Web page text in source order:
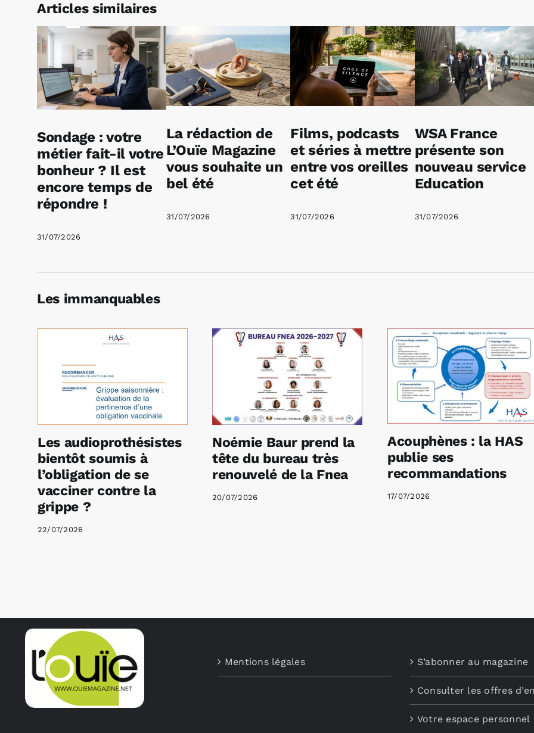
Articles similaires
Sondage : votre
métier fait-il votre
bonheur ? Il est
encore temps de
répondre !
31/07/2026
La rédaction de
L’Ouïe Magazine
vous souhaite un
bel été
31/07/2026
Films, podcasts
et séries à mettre
entre vos oreilles
cet été
31/07/2026
WSA France
présente son
nouveau service
Education
31/07/2026
Les immanquables
Les audioprothésistes
bientôt soumis à
l’obligation de se
vacciner contre la
grippe ?
22/07/2026
Noémie Baur prend la
tête du bureau très
renouvelé de la Fnea
20/07/2026
Acouphènes : la HAS
publie ses
recommandations
17/07/2026
Mentions légales S’abonner au magazine
Consulter les offres
Votre espace personnel